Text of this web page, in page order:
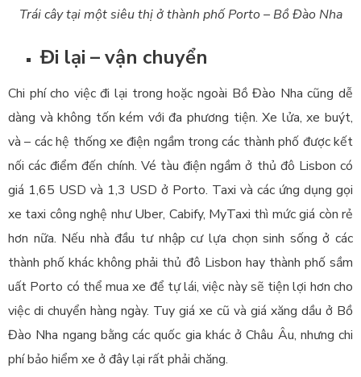
Trái cây tại một siêu thị ở thành phố Porto – Bồ Đào Nha
Đi lại – vận chuyển
Chi phí cho việc đi lại trong hoặc ngoài Bồ Đào Nha cũng dễ
dàng và không tốn kém với đa phương tiện. Xe lửa, xe buýt,
và – các hệ thống xe điện ngầm trong các thành phố được kết
nối các điểm đến chính. Vé tàu điện ngầm ở thủ đô Lisbon có
giá 1,65 USD và 1,3 USD ở Porto. Taxi và các ứng dụng gọi
xe taxi công nghệ như Uber, Cabify, MyTaxi thì mức giá còn rẻ
hơn nữa. Nếu nhà đầu tư nhập cư lựa chọn sinh sống ở các
thành phố khác không phải thủ đô Lisbon hay thành phố sầm
uất Porto có thể mua xe để tự lái, việc này sẽ tiện lợi hơn cho
việc di chuyển hàng ngày. Tuy giá xe cũ và giá xăng dầu ở Bồ
Đào Nha ngang bằng các quốc gia khác ở Châu Âu, nhưng chi
phí bảo hiểm xe ở đây lại rất phải chăng.